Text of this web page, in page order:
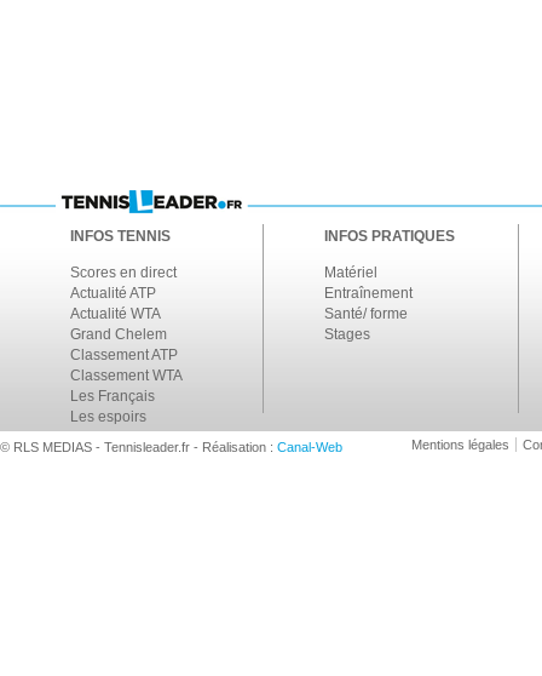
INFOS TENNIS
Scores en direct
Actualité ATP
Actualité WTA
Grand Chelem
Classement ATP
Classement WTA
Les Français
Les espoirs
INFOS PRATIQUES
Matériel
Entraînement
Santé/ forme
Stages
© RLS MEDIAS - Tennisleader.fr - Réalisation : Canal-Web Mentions légales